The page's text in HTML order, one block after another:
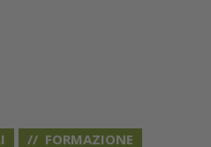
FORMAZIONE